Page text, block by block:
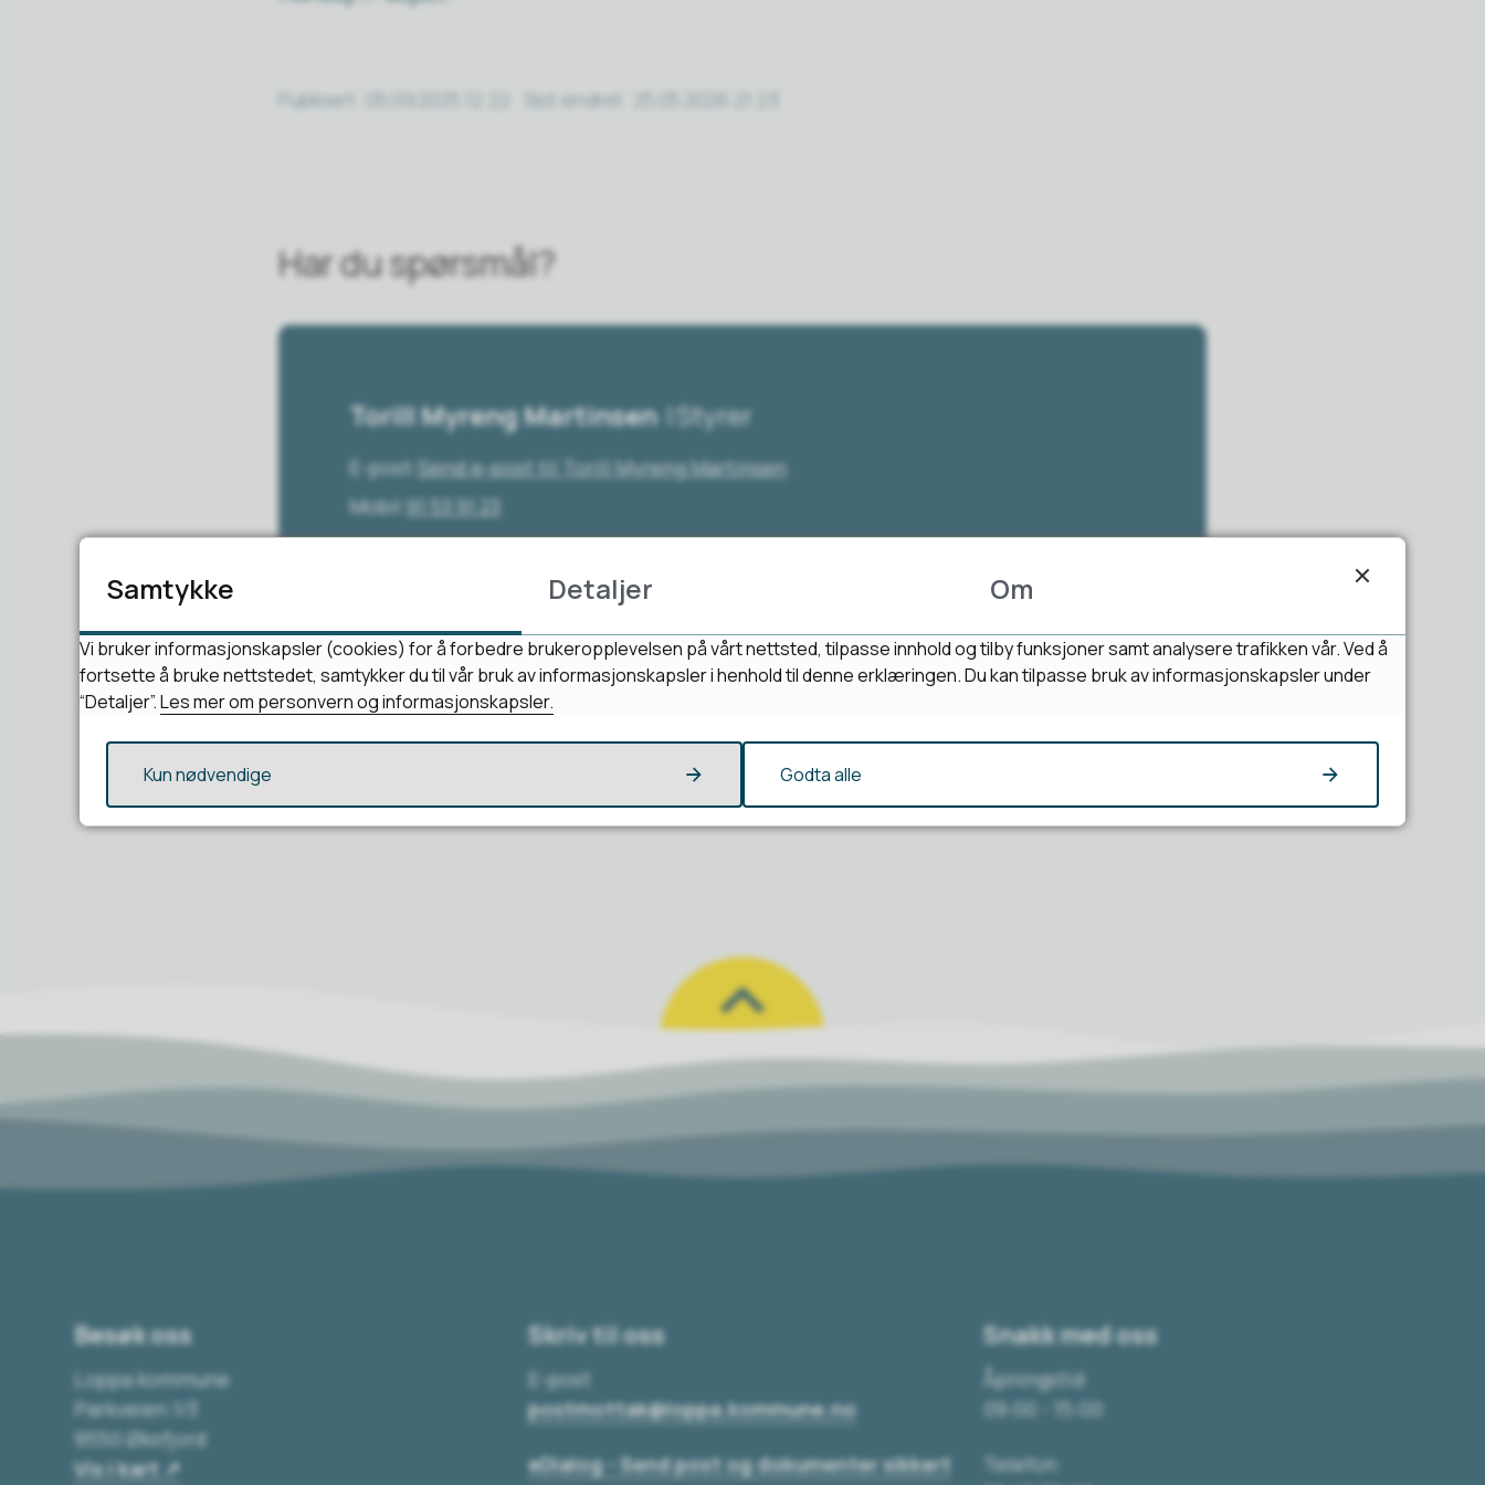
Publisert Sist endret
Har du spørsmål?
Torill Myreng Martinsen Styrer
E-post Send e-post til Torill Myreng Martinsen
Mobil 91 53 91 23
Fant du det du lette etter?
Ja Nei
Besøk oss
Loppa kommune
Parkveien 1/3
9550 Øksfjord
Vis i kart
Skriv til oss
E-post
postmottak@loppa.kommune.no
eDialog - Send post og dokumenter sikkert
Snakk med oss
Åpningstid
09:00 - 15:00
Telefon
Samtykke Detaljer Om
Vi bruker informasjonskapsler (cookies) for å forbedre brukeropplevelsen på vårt nettsted, tilpasse innhold og tilby funksjoner samt analysere trafikken vår. Ved å
fortsette å bruke nettstedet, samtykker du til vår bruk av informasjonskapsler i henhold til denne erklæringen. Du kan tilpasse bruk av informasjonskapsler under
“Detaljer”.Les mer om personvern og informasjonskapsler.
Kun nødvendige Godta alle